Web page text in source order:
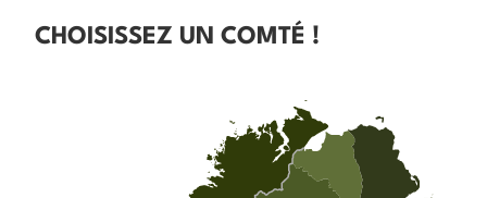
CHOISISSEZ UN COMTÉ !